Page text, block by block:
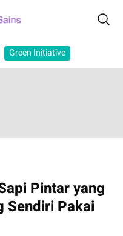
Green Initiative
Pintar yang
Sendiri Pakai